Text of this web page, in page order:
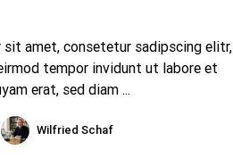
Wilfried Schaf
sit amet, consetetur sadipscing elitr,
tempor invidunt ut labore et
erat, sed diam ...